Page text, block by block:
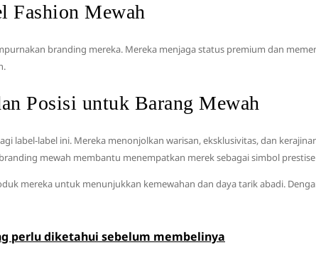
Fashion Mewah
branding mereka. Mereka menjaga status premium dan
Posisi untuk Barang Mewah
label-label ini. Mereka menonjolkan warisan, eksklusivitas, dan
mewah membantu menempatkan merek sebagai simbol
mereka untuk menunjukkan kemewahan dan daya tarik abadi.
perlu diketahui sebelum membelinya